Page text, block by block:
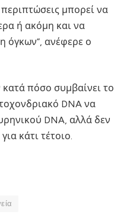
μπορεί να
ή ακόμη και να
όγκων”, ανέφερε ο
κατά πόσο συμβαίνει το
DNA να
DNA, αλλά δεν
κάτι τέτοιο.